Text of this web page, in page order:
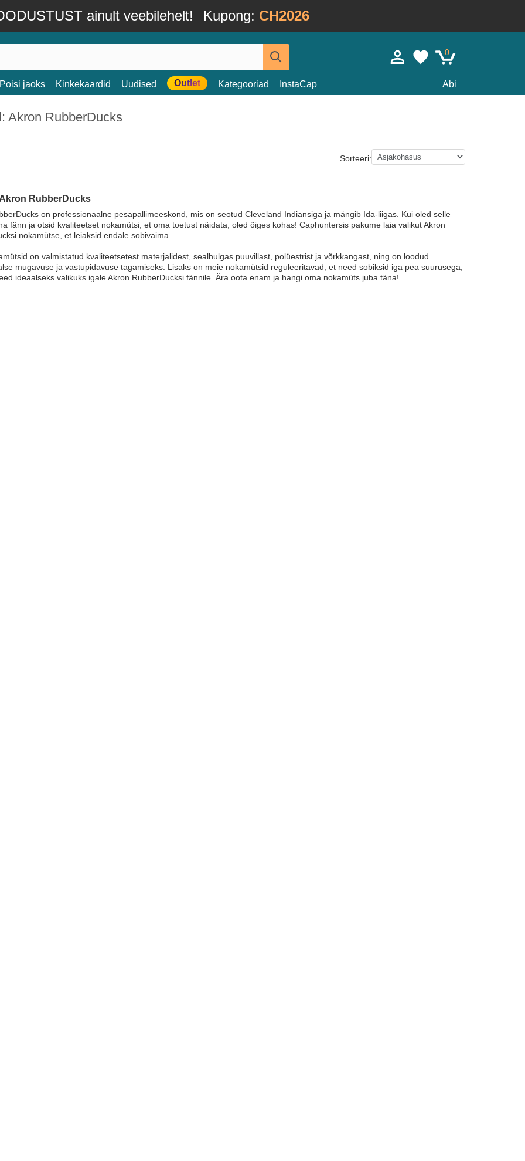
ainult veebilehelt! Kupong: CH2026
0
Poisi jaoks Kinkekaardid Uudised Outlet Kategooriad InstaCap Abi
Akron RubberDucks
Sorteeri:
RubberDucks
on professionaalne pesapallimeeskond, mis on seotud Cleveland Indiansiga ja mängib Ida-liigas. Kui oled selle
fänn ja otsid kvaliteetset nokamütsi, et oma toetust näidata, oled õiges kohas! Caphuntersis pakume laia valikut Akron
nokamütse, et leiaksid endale sobivaima.
on valmistatud kvaliteetsetest materjalidest, sealhulgas puuvillast, polüestrist ja võrkkangast, ning on loodud
mugavuse ja vastupidavuse tagamiseks. Lisaks on meie nokamütsid reguleeritavad, et need sobiksid iga pea suurusega,
ideaalseks valikuks igale Akron RubberDucksi fännile. Ära oota enam ja hangi oma nokamüts juba täna!